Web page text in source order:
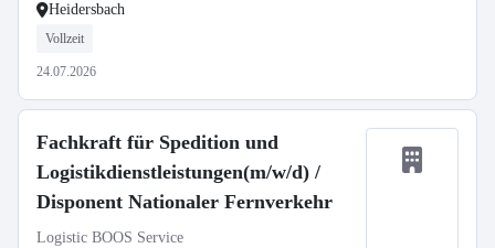
Heidersbach
Vollzeit
24.07.2026
Fachkraft für Spedition und
Logistikdienstleistungen(m/w/d) /
Disponent Nationaler Fernverkehr
Logistic BOOS Service